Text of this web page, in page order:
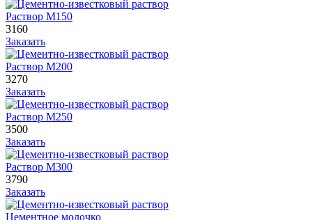
Раствор М150
3160
Заказать
Раствор М200
3270
Заказать
Раствор М250
3500
Заказать
Раствор М300
3790
Заказать
Цементное молочко